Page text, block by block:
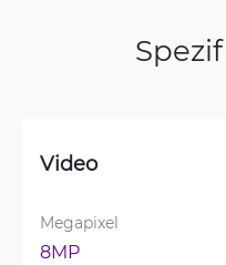
Video
Megapixel
8MP